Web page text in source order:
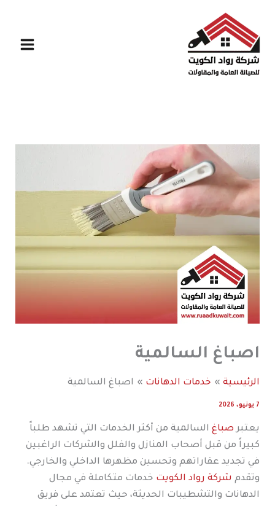
المحتوى
اصباغ السالمية
الرئيسية خدمات الدهانات اصباغ السالمية
7 يونيو، 2026
يعتبر صباغ السالمية من أكثر الخدمات التي تشهد طلباً
كبيراً من قبل أصحاب المنازل والفلل والشركات الراغبين
في تجديد عقاراتهم وتحسين مظهرها الداخلي والخارجي.
وتقدم شركة رواد الكويت خدمات متكاملة في مجال
الدهانات والتشطيبات الحديثة، حيث تعتمد على فريق